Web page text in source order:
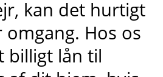
kan det hurtigt
omgang. Hos os
billigt lån til